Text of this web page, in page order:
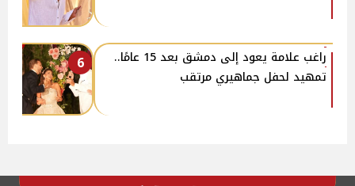
6
راغب علامة يعود إلى دمشق بعد 15 عامًا..
تمهيد لحفل جماهيري مرتقب